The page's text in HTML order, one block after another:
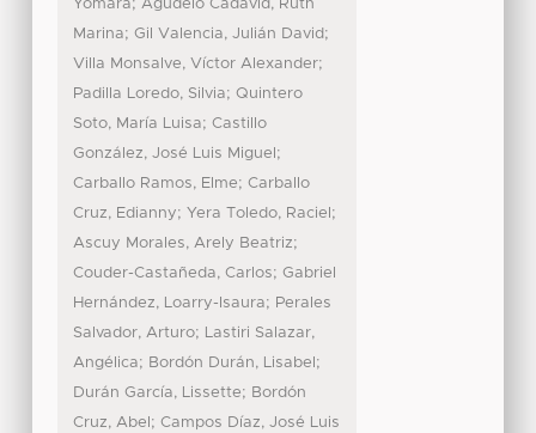
Yomara; Agudelo Cadavid, Ruth
Marina; Gil Valencia, Julián David;
Villa Monsalve, Víctor Alexander;
Padilla Loredo, Silvia; Quintero
Soto, María Luisa; Castillo
González, José Luis Miguel ;
Carballo Ramos, Elme; Carballo
Cruz, Edianny; Yera Toledo, Raciel ;
Ascuy Morales, Arely Beatriz;
Couder-Castañeda, Carlos; Gabriel
Hernández, Loarry-Isaura; Perales
Salvador, Arturo; Lastiri Salazar,
Angélica; Bordón Durán, Lisabel ;
Durán García, Lissette; Bordón
Cruz, Abel ; Campos Díaz, José Luis